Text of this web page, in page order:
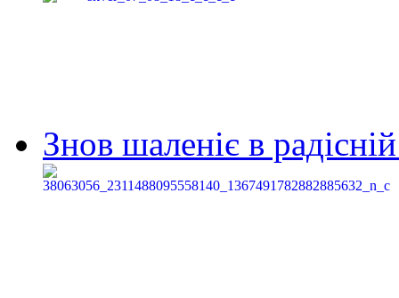
Знов шаленіє в